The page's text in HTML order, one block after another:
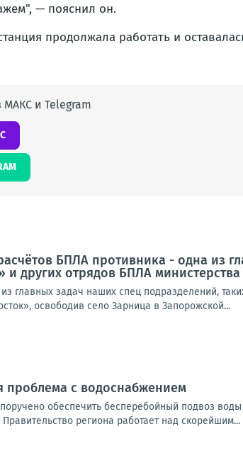
— пояснил он.
продолжала работать и
и Telegram
БПЛА противника - одна из
и других отрядов БПЛА
главных задач наших спец подразделений,
освободив село Зарница в Запорожской...
проблема с водоснабжением
обеспечить бесперебойный подвоз
региона работает над скорейшим...